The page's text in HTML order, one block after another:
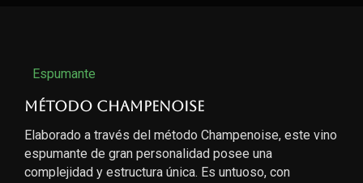
Espumante
Método Champenoise
Elaborado a través del método Champenoise, este vino
espumante de gran personalidad posee una
complejidad y estructura única. Es untuoso, con